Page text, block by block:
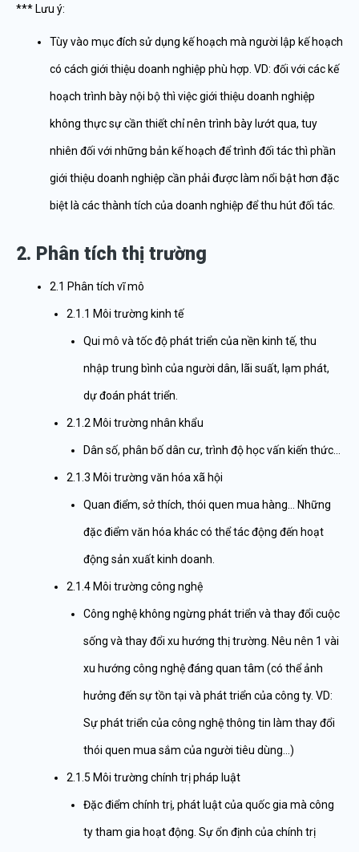
*** Lưu ý:
Tùy vào mục đích sử dụng kế hoạch mà người lập kế hoạch
có cách giới thiệu doanh nghiệp phù hợp. VD: đối với các kế
hoạch trình bày nội bộ thì việc giới thiệu doanh nghiệp
không thực sự cần thiết chỉ nên trình bày lướt qua, tuy
nhiên đối với những bản kế hoạch để trình đối tác thì phần
giới thiệu doanh nghiệp cần phải được làm nổi bật hơn đặc
biệt là các thành tích của doanh nghiệp để thu hút đối tác.
2. Phân tích thị trường
2.1 Phân tích vĩ mô
2.1.1 Môi trường kinh tế
Qui mô và tốc độ phát triển của nền kinh tế, thu
nhập trung bình của người dân, lãi suất, lạm phát,
dự đoán phát triển.
2.1.2 Môi trường nhân khẩu
Dân số, phân bố dân cư, trình độ học vấn kiến thức…
2.1.3 Môi trường văn hóa xã hội
Quan điểm, sở thích, thói quen mua hàng… Những
đặc điểm văn hóa khác có thể tác động đến hoạt
động sản xuất kinh doanh.
2.1.4 Môi trường công nghệ
Công nghệ không ngừng phát triển và thay đổi cuộc
sống và thay đổi xu hướng thị trường. Nêu nên 1 vài
xu hướng công nghệ đáng quan tâm (có thể ảnh
hưởng đến sự tồn tại và phát triển của công ty. VD:
Sự phát triển của công nghệ thông tin làm thay đổi
thói quen mua sắm của người tiêu dùng…)
2.1.5 Môi trường chính trị pháp luật
Đặc điểm chính trị, phát luật của quốc gia mà công
ty tham gia hoạt động. Sự ổn định của chính trị